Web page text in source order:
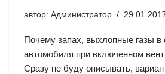
автор: Администратор
Почему запах, выхлопные газы в
автомобиля при включенном
Сразу не буду описывать,